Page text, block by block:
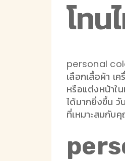
โทน
personal
เลือกเสื้อผ้า เ
หรือแต่งหน้าใ
ได้มากยิ่งขึ้น
ที่เหมาะสมกับ